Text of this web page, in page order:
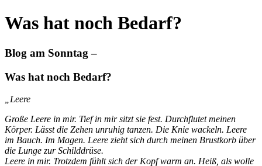
Was hat noch Bedarf?
Blog am Sonntag –
Was hat noch Bedarf?
„Leere
Große Leere in mir. Tief in mir sitzt sie fest. Durchflutet meinen
Körper. Lässt die Zehen unruhig tanzen. Die Knie wackeln. Leere
im Bauch. Im Magen. Leere zieht sich durch meinen Brustkorb über
die Lunge zur Schilddrüse.
Leere in mir. Trotzdem fühlt sich der Kopf warm an. Heiß, als wolle